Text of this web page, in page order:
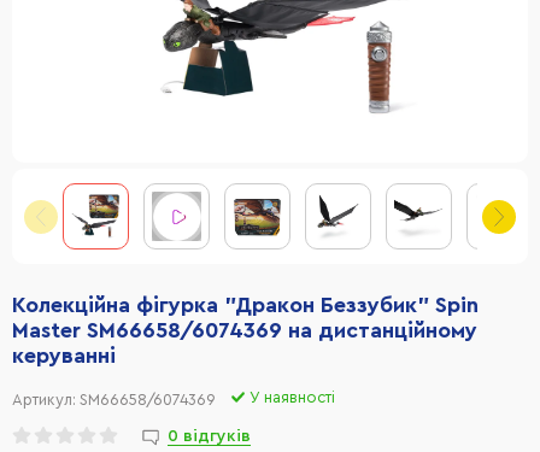
Колекційна фігурка "Дракон Беззубик" Spin
Master SM66658/6074369 на дистанційному
керуванні
Артикул: SM66658/6074369 У наявності
0 відгуків